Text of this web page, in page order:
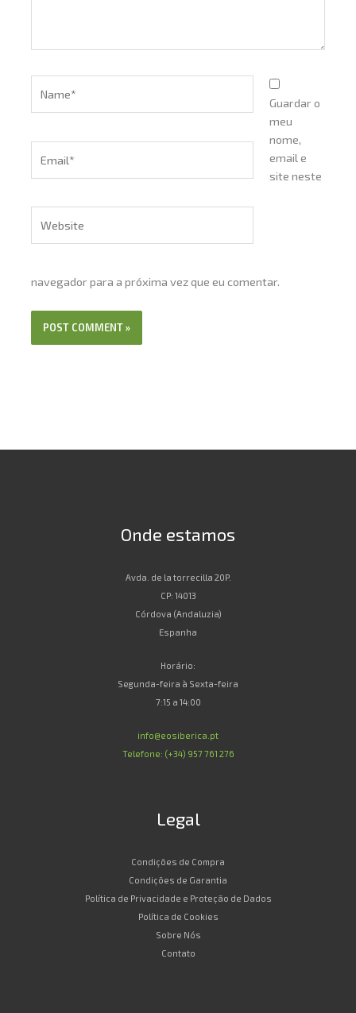
Guardar o
meu
nome,
email e
site neste
navegador para a próxima vez que eu comentar.
Onde estamos
Avda. de la torrecilla 20P.
CP: 14013
Córdova (Andaluzia)
Espanha
Horário:
Segunda-feira à Sexta-feira
7:15 a 14:00
info@eosiberica.pt
Telefone: (+34) 957 761 276
Legal
Condições de Compra
Condições de Garantia
Política de Privacidade e Proteção de Dados
Política de Cookies
Sobre Nós
Contato